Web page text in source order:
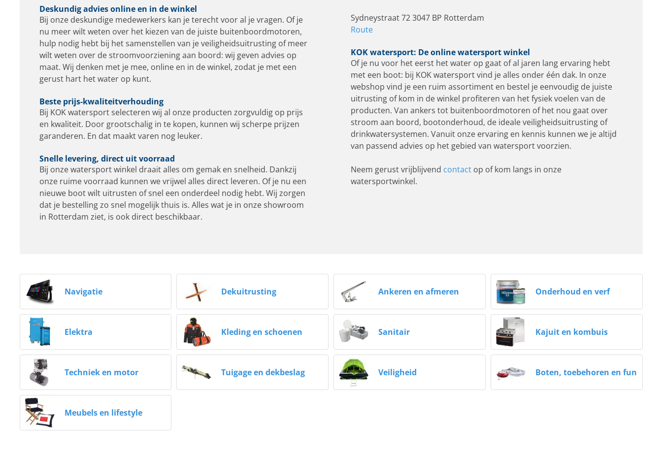
Deskundig advies online en in de winkel
Bij onze deskundige medewerkers kan je terecht voor al je vragen. Of je
nu meer wilt weten over het kiezen van de juiste buitenboordmotoren,
hulp nodig hebt bij het samenstellen van je veiligheidsuitrusting of meer
wilt weten over de stroomvoorziening aan boord: wij geven advies op
maat. Wij denken met je mee, online en in de winkel, zodat je met een
gerust hart het water op kunt.
Beste prijs-kwaliteitverhouding
Bij KOK watersport selecteren wij al onze producten zorgvuldig op prijs
en kwaliteit. Door grootschalig in te kopen, kunnen wij scherpe prijzen
garanderen. En dat maakt varen nog leuker.
Snelle levering, direct uit voorraad
Bij onze watersport winkel draait alles om gemak en snelheid. Dankzij
onze ruime voorraad kunnen we vrijwel alles direct leveren. Of je nu een
nieuwe boot wilt uitrusten of snel een onderdeel nodig hebt. Wij zorgen
dat je bestelling zo snel mogelijk thuis is. Alles wat je in onze showroom
in Rotterdam ziet, is ook direct beschikbaar.
Sydneystraat 72 3047 BP Rotterdam
Route
KOK watersport: De online watersport winkel
Of je nu voor het eerst het water op gaat of al jaren lang ervaring hebt
met een boot: bij KOK watersport vind je alles onder één dak. In onze
webshop vind je een ruim assortiment en bestel je eenvoudig de juiste
uitrusting of kom in de winkel profiteren van het fysiek voelen van de
producten. Van ankers tot buitenboordmotoren of het nou gaat over
stroom aan boord, bootonderhoud, de ideale veiligheidsuitrusting of
drinkwatersystemen. Vanuit onze ervaring en kennis kunnen we je altijd
van passend advies op het gebied van watersport voorzien.
Neem gerust vrijblijvend contact op of kom langs in onze
watersportwinkel.
Navigatie Dekuitrusting Ankeren en afmeren Onderhoud en verf
Elektra Kleding en schoenen Sanitair Kajuit en kombuis
Techniek en motor Tuigage en dekbeslag Veiligheid Boten, toebehoren en fun
Meubels en lifestyle